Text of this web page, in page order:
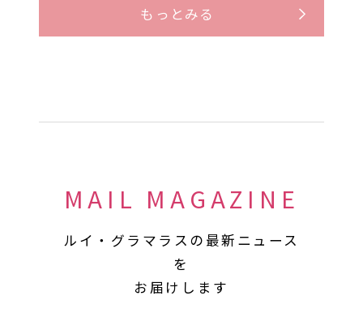
もっとみる
MAIL MAGAZINE
ルイ・グラマラスの最新ニュース
を
お届けします